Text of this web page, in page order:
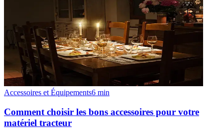
Accessoires et Équipements6 min
Comment choisir les bons accessoires pour votre
matériel tracteur